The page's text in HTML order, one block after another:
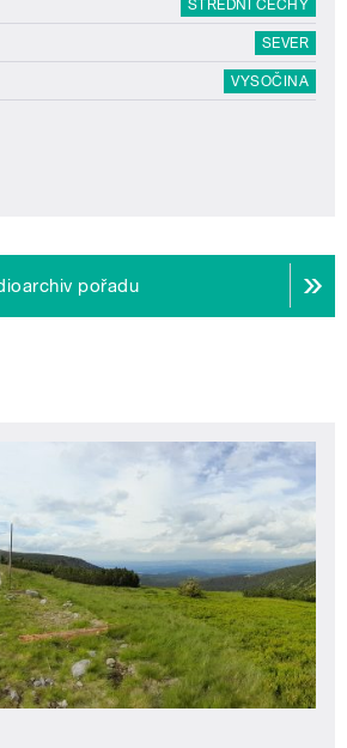
STŘEDNÍ ČECHY
SEVER
VYSOČINA
pořadu